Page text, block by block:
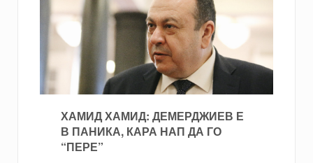
ХАМИД ХАМИД: ДЕМЕРДЖИЕВ Е
В ПАНИКА, КАРА НАП ДА ГО
“ПЕРЕ”